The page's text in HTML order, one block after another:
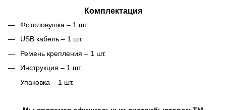
Комплектация
Фотоловушка – 1 шт.
USB кабель – 1 шт.
Ремень крепления – 1 шт.
Инструкция – 1 шт.
Упаковка – 1 шт.